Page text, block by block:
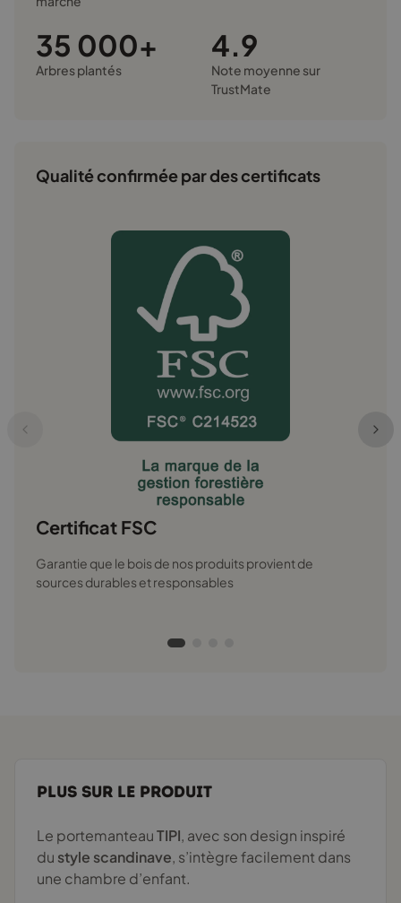
35 000+
Arbres plantés
4.9
Note moyenne sur
TrustMate
Qualité confirmée par des certificats
Certificat FSC
Garantie que le bois de nos produits provient de
sources durables et responsables
PLUS SUR LE PRODUIT
Le portemanteauTIPI, avec son design inspiré
du style scandinave, s’intègre facilement dans
une chambre d’enfant.